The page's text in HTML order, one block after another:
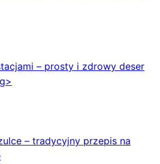
– prosty i zdrowy deser
– tradycyjny przepis na